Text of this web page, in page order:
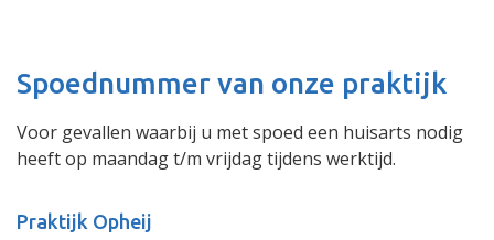
Spoednummer van onze praktijk
Voor gevallen waarbij u met spoed een huisarts nodig
heeft op maandag t/m vrijdag tijdens werktijd.
Praktijk Opheij